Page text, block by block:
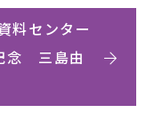
料センター
念 三島由